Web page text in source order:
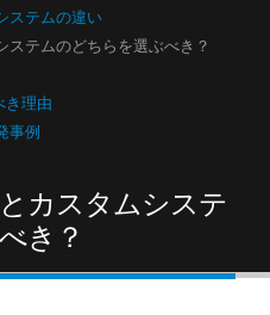
ステムの違い
テムのどちらを選ぶべき？
き理由
事例
カスタムシステ
き？